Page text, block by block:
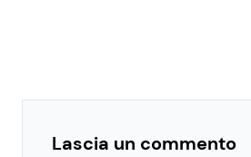
Lascia un commento